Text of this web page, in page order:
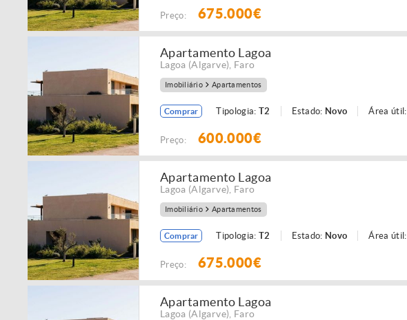
Preço: 675.000€
Apartamento Lagoa
Lagoa (Algarve) Faro
Imobiliário Apartamentos
Comprar Tipologia: T2 Estado: Novo Área útil:
Preço: 600.000€
Apartamento Lagoa
Lagoa (Algarve) Faro
Imobiliário Apartamentos
Comprar Tipologia: T2 Estado: Novo Área útil:
Preço: 675.000€
Apartamento Lagoa
Lagoa (Algarve) Faro